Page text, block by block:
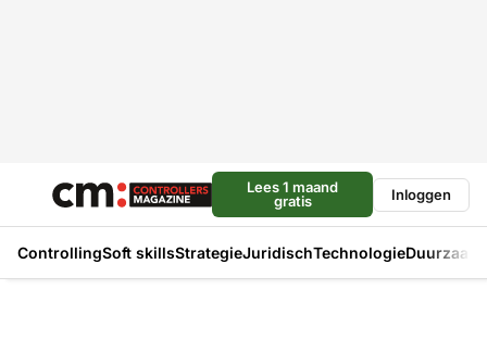
Lees 1 maand
gratis
Inloggen
ControllingSoft skillsStrategieJuridischTechnologie